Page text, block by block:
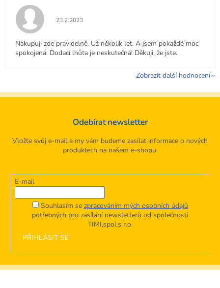
Hodnocení obchodu je 5 z 5 hvězdiček.
23.2.2023
Nakupuji zde pravidelně. Už několik let. A jsem pokaždé moc
spokojená. Dodací lhůta je neskutečná! Děkuji, že jste.
Zobrazit další hodnocení
Odebírat newsletter
Vložte svůj e-mail a my vám budeme zasílat informace o nových
produktech na našem e-shopu.
E-mail
Souhlasím se zpracováním mých osobních údajů
potřebných pro zasílání newsletterů od společnosti
TIMI,spol.s r.o.
PŘIHLÁSIT SE
Z